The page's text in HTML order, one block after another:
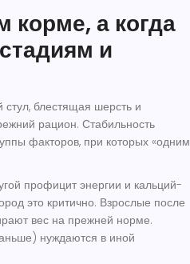
корме, а когда
и
стул, блестящая шерсть и
рацион. Стабильность
факторов, при которых «одним
профицит энергии и кальций-
это критично. Взрослые после
вес на прежней норме.
нуждаются в иной